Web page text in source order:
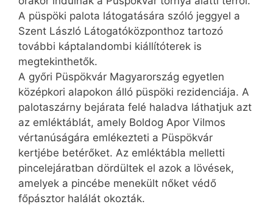
A püspöki palota látogatására szóló jeggyel a
Szent László Látogatóközponthoz tartozó
további káptalandombi kiállítóterek is
megtekinthetők.
A győri Püspökvár Magyarország egyetlen
középkori alapokon álló püspöki rezidenciája. A
palotaszárny bejárata felé haladva láthatjuk azt
az emléktáblát, amely Boldog Apor Vilmos
vértanúságára emlékezteti a Püspökvár
kertjébe betérőket. Az emléktábla melletti
pincelejáratban dördültek el azok a lövések,
amelyek a pincébe menekült nőket védő
főpásztor halálát okozták.